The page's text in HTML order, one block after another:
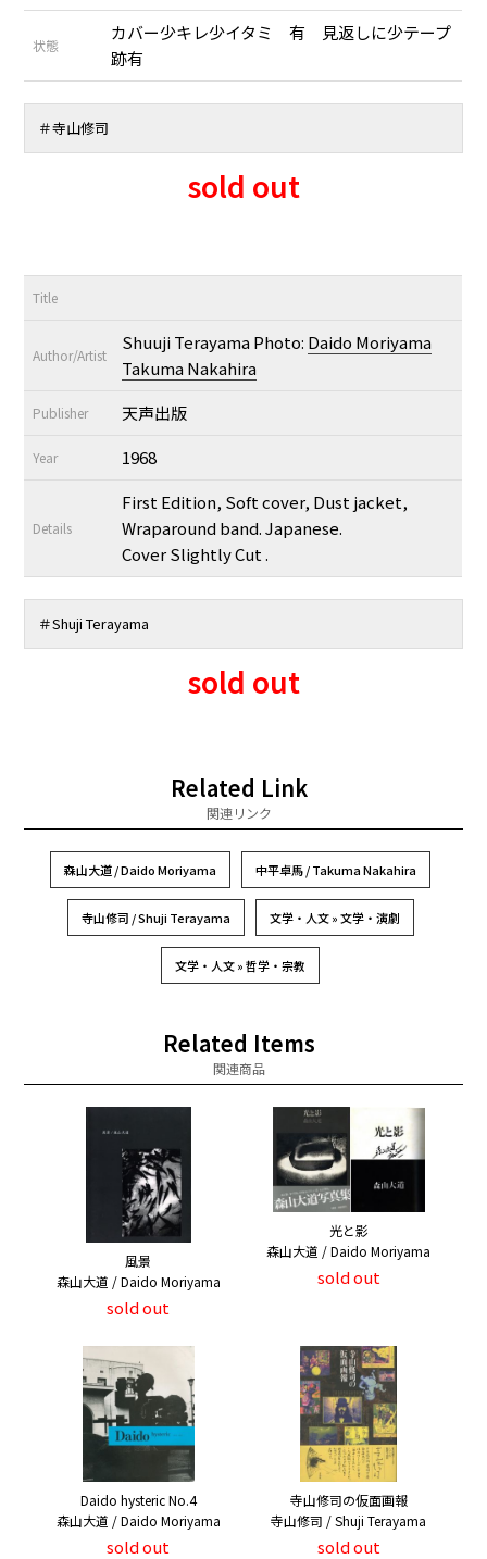
状態
カバー少キレ少イタミ 有 見返しに少テープ
跡有
＃寺山修司
sold out
Title
Author/Artist
Shuuji Terayama Photo: Daido Moriyama
Takuma Nakahira
Publisher 天声出版
Year 1968
Details
First Edition, Soft cover, Dust jacket,
Wraparound band. Japanese.
Cover Slightly Cut .
＃Shuji Terayama
sold out
Related Link
関連リンク
森山大道 / Daido Moriyama 中平卓馬 / Takuma Nakahira
寺山修司 / Shuji Terayama 文学・人文 » 文学・演劇
文学・人文 » 哲学・宗教
Related Items
関連商品
風景
森山大道 / Daido Moriyama
sold out
光と影
森山大道 / Daido Moriyama
sold out
Daido hysteric No.4
森山大道 / Daido Moriyama
sold out
寺山修司の仮面画報
寺山修司 / Shuji Terayama
sold out